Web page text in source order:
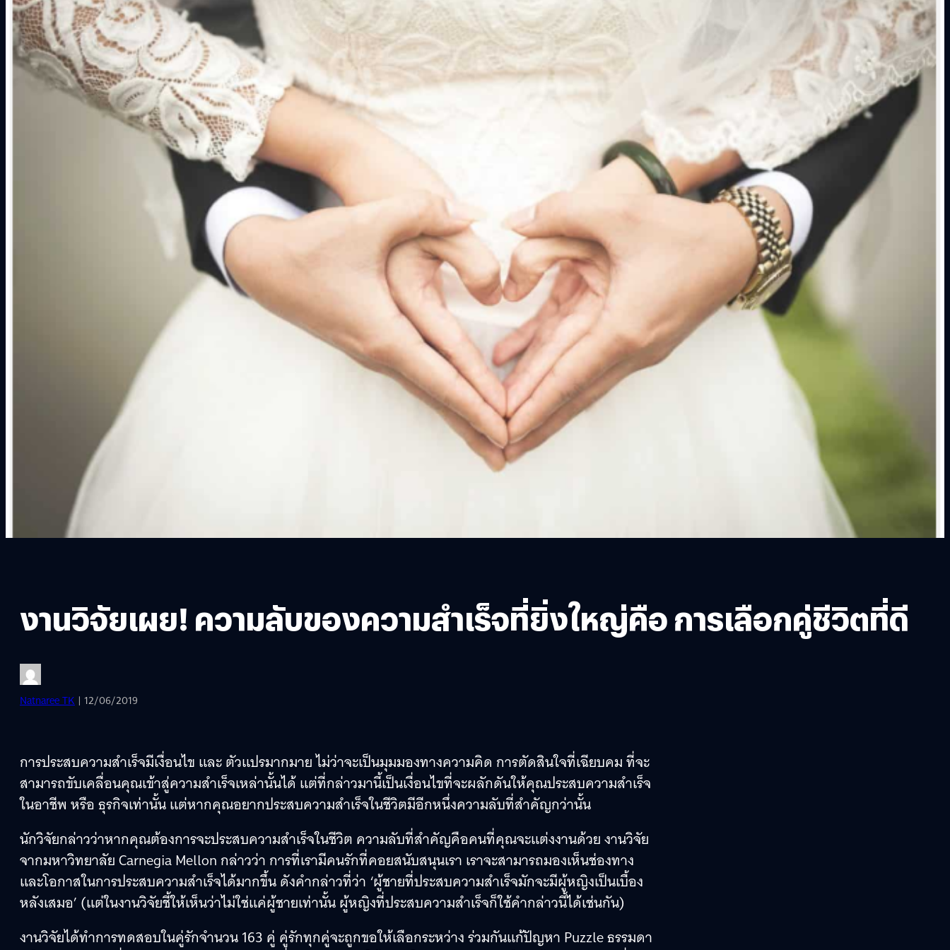
งานวิจัยเผย! ความลับของความสำเร็จที่ยิ่งใหญ่คือ การเลือกคู่ชีวิตที่ดี
Natnaree TK | 12/06/2019
การประสบความสำเร็จมีเงื่อนไข และ ตัวแปรมากมาย ไม่ว่าจะเป็นมุมมองทางความคิด การตัดสินใจที่เฉียบคม ที่จะ
สามารถขับเคลื่อนคุณเข้าสู่ความสำเร็จเหล่านั้นได้ แต่ที่กล่าวมานี้เป็นเงื่อนไขที่จะผลักดันให้คุณประสบความสำเร็จ
ในอาชีพ หรือ ธุรกิจเท่านั้น แต่หากคุณอยากประสบความสำเร็จในชีวิตมีอีกหนึ่งความลับที่สำคัญกว่านั้น
นักวิจัยกล่าวว่าหากคุณต้องการจะประสบความสำเร็จในชีวิต ความลับที่สำคัญคือคนที่คุณจะแต่งงานด้วย งานวิจัย
จากมหาวิทยาลัย Carnegia Mellon กล่าวว่า การที่เรามีคนรักที่คอยสนับสนุนเรา เราจะสามารถมองเห็นช่องทาง
และโอกาสในการประสบความสำเร็จได้มากขึ้น ดังคำกล่าวที่ว่า ‘ผู้ชายที่ประสบความสำเร็จมักจะมีผู้หญิงเป็นเบื้อง
หลังเสมอ’ (แต่ในงานวิจัยชี้ให้เห็นว่าไม่ใช่แค่ผู้ชายเท่านั้น ผู้หญิงที่ประสบความสำเร็จก็ใช้คำกล่าวนี้ได้เช่นกัน)
งานวิจัยได้ทำการทดสอบในคู่รักจำนวน 163 คู่ คู่รักทุกคู่จะถูกขอให้เลือกระหว่าง ร่วมกันแก้ปัญหา Puzzle ธรรมดา